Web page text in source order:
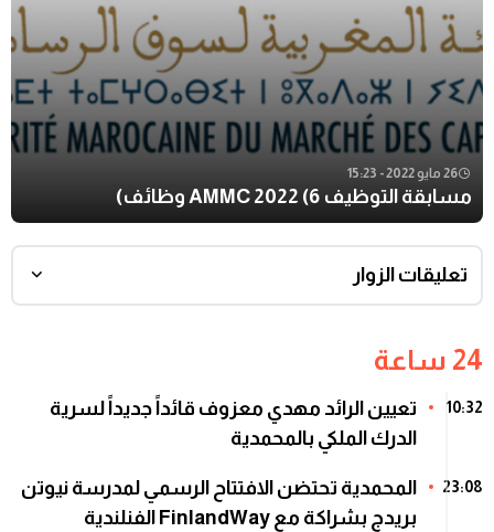
26 مايو 2022 - 15:23
مسابقة التوظيف AMMC 2022 (6 وظائف)
تعليقات الزوار
24 ساعة
10:32
تعيين الرائد مهدي معزوف قائداً جديداً لسرية
الدرك الملكي بالمحمدية
23:08
المحمدية تحتضن الافتتاح الرسمي لمدرسة نيوتن
بريدج بشراكة مع FinlandWay الفنلندية